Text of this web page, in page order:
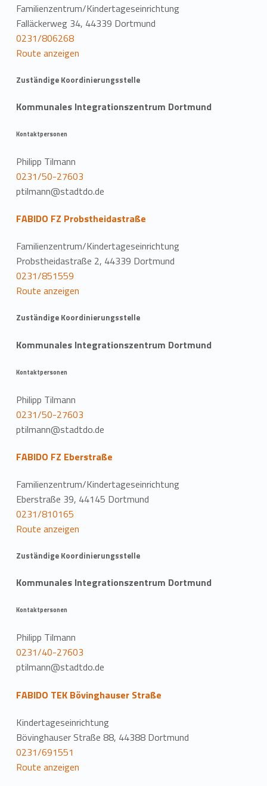
Familienzentrum/Kindertageseinrichtung
Falläckerweg 34, 44339 Dortmund
0231/806268
Route anzeigen
Zuständige Koordinierungsstelle
Kommunales Integrationszentrum Dortmund
Kontaktpersonen
Philipp Tilmann
0231/50-27603
ptilmann@stadtdo.de
FABIDO FZ Probstheidastraße
Familienzentrum/Kindertageseinrichtung
Probstheidastraße 2, 44339 Dortmund
0231/851559
Route anzeigen
Zuständige Koordinierungsstelle
Kommunales Integrationszentrum Dortmund
Kontaktpersonen
Philipp Tilmann
0231/50-27603
ptilmann@stadtdo.de
FABIDO FZ Eberstraße
Familienzentrum/Kindertageseinrichtung
Eberstraße 39, 44145 Dortmund
0231/810165
Route anzeigen
Zuständige Koordinierungsstelle
Kommunales Integrationszentrum Dortmund
Kontaktpersonen
Philipp Tilmann
0231/40-27603
ptilmann@stadtdo.de
FABIDO TEK Bövinghauser Straße
Kindertageseinrichtung
Bövinghauser Straße 88, 44388 Dortmund
0231/691551
Route anzeigen